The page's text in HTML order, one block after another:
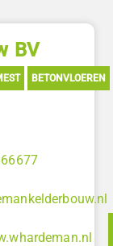
BV
BETONVLOEREN